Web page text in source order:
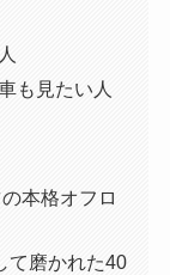
も見たい人
本格オフロ
て磨かれた40